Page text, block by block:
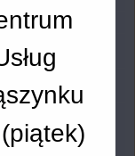
iątek)